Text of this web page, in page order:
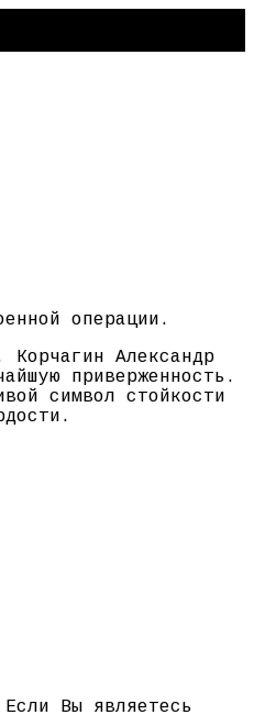
операции.
Корчагин Александр
приверженность.
символ стойкости
Вы являетесь